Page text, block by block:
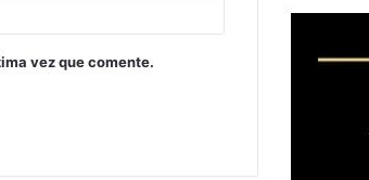
vez que comente.